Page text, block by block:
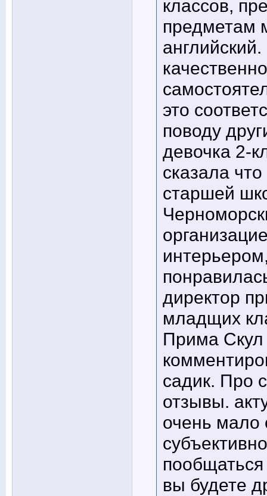
классов,
предметам
это
поводу
девочка 2-
сказала
старшей
директор
младщих
Прима
садик. Про
отзывы.
очень мало
вы будете